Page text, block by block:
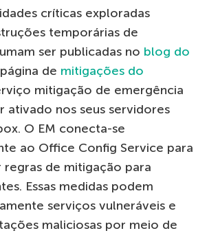
críticas exploradas
temporárias de
ser publicadas no blog do
de mitigações do
mitigação de emergência
ativado nos seus servidores
O EM conecta-se
ao Office Config Service para
regras de mitigação para
Essas medidas podem
serviços vulneráveis e
maliciosas por meio de